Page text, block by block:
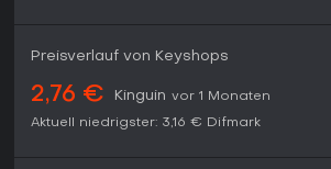
Preisverlauf von Keyshops
2,76 € Kinguin vor 1 Monaten
Aktuell niedrigster: 3,16 € Difmark